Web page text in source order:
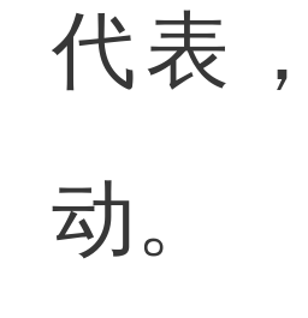
代表
动。